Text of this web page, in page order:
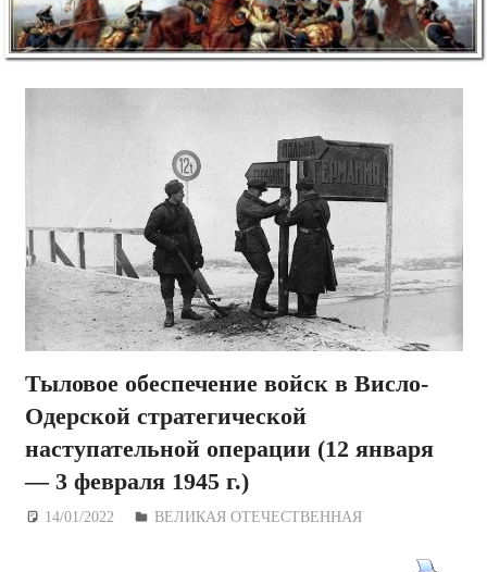
Тыловое обеспечение войск в Висло-
Одерской стратегической
наступательной операции (12 января
— 3 февраля 1945 г.)
14/01/2022 Дежурный по Редакции
ВЕЛИКАЯ ОТЕЧЕСТВЕННАЯ